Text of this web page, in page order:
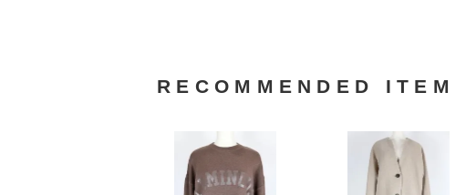
RECOMMENDED ITEM